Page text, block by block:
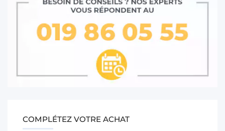
COMPLÉTEZ VOTRE ACHAT